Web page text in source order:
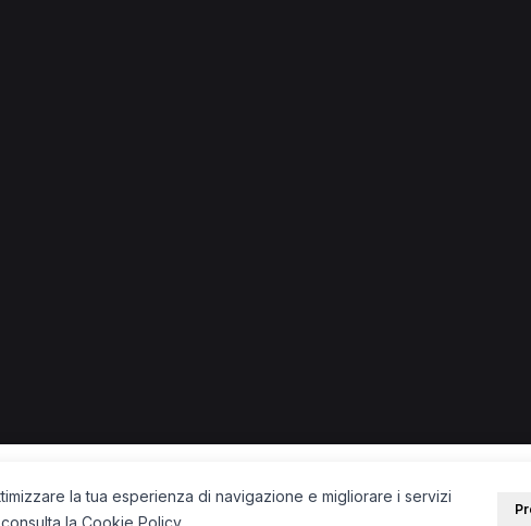
la tua esperienza di navigazione e migliorare i servizi
la Cookie Policy.